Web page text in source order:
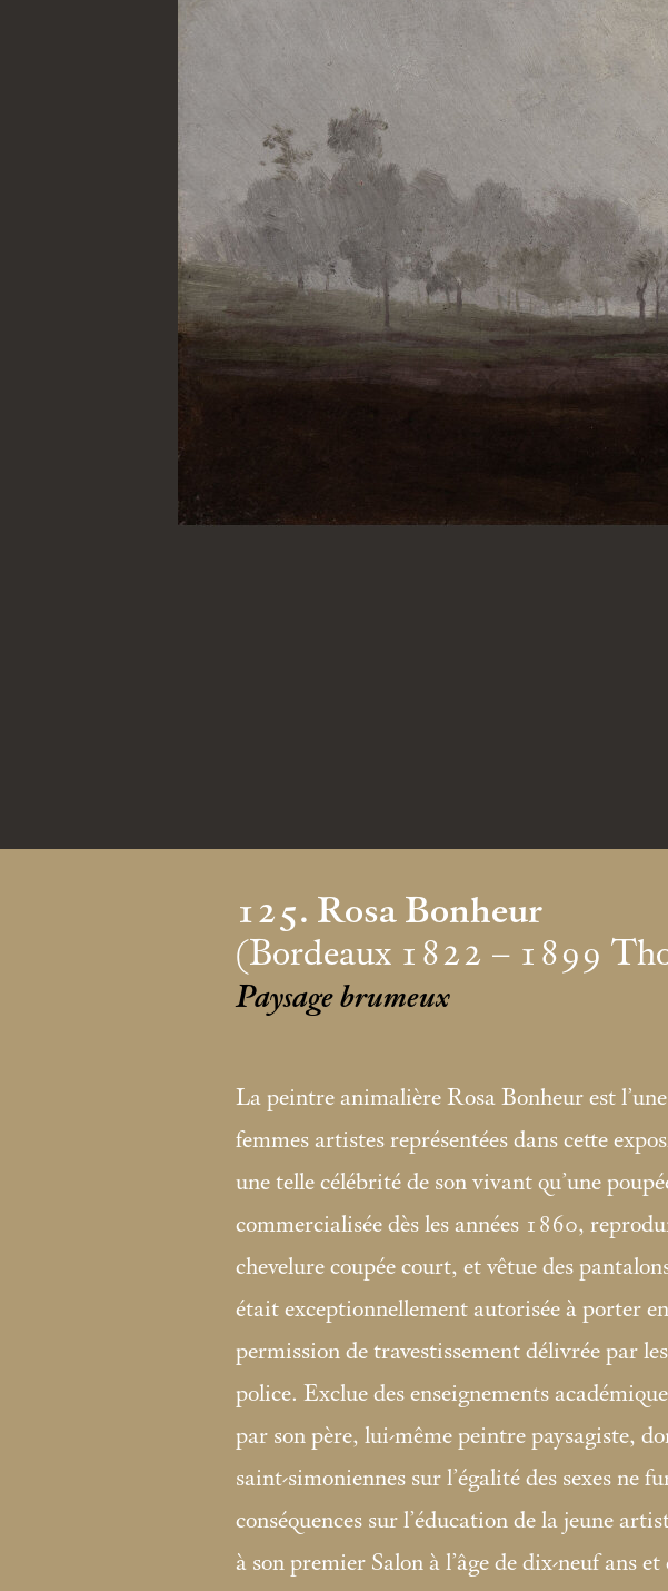
125. Rosa Bonheur
(Bordeaux 1822 – 1899
Paysage brumeux
La peintre animalière Rosa Bonheur est
femmes artistes représentées dans cette
une telle célébrité de son vivant qu’une
commercialisée dès les années 1860,
chevelure coupée court, et vêtue des
était exceptionnellement autorisée à porter
permission de travestissement délivrée par
police. Exclue des enseignements
par son père, lui-même peintre paysagiste,
saint-simoniennes sur l’égalité des sexes ne
conséquences sur l’éducation de la jeune
à son premier Salon à l’âge de dix-neuf ans